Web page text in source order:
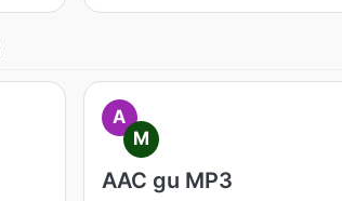
A
M
AAC gu MP3